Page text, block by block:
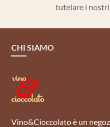
tutelare i
CHI SIAMO
Vino&Cioccolato è un